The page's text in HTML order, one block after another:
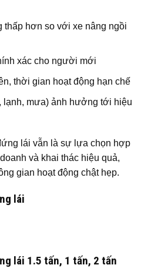
thấp hơn so với xe nâng ngồi
xác cho người mới
thời gian hoạt động hạn chế
mưa) ảnh hưởng tới hiệu
lái vẫn là sự lựa chọn hợp
và khai thác hiệu quả,
gian hoạt động chật hẹp.
lái
lái 1.5 tấn, 1 tấn, 2 tấn